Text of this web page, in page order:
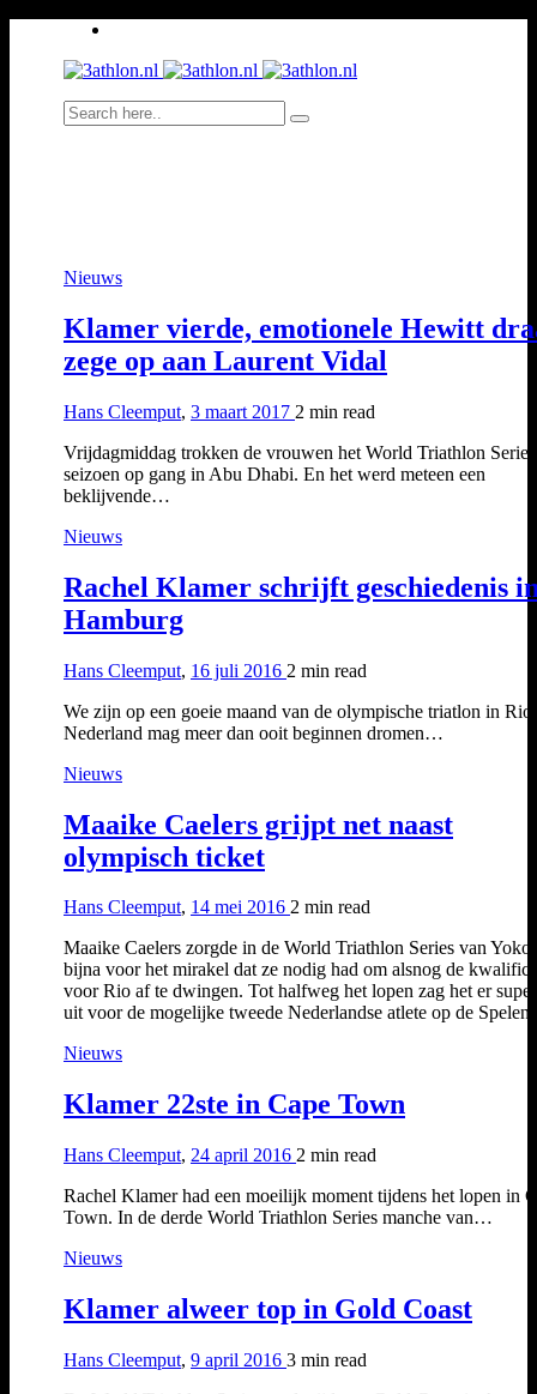
Nieuws
Klamer vierde, emotionele Hewitt
zege op aan Laurent Vidal
Hans Cleemput, 3 maart 2017 2 min read
Vrijdagmiddag trokken de vrouwen het World Triathlon Series
seizoen op gang in Abu Dhabi. En het werd meteen een
beklijvende…
Nieuws
Rachel Klamer schrijft geschiedenis
Hamburg
Hans Cleemput, 16 juli 2016 2 min read
We zijn op een goeie maand van de olympische triatlon in Rio
Nederland mag meer dan ooit beginnen dromen…
Nieuws
Maaike Caelers grijpt net naast
olympisch ticket
Hans Cleemput, 14 mei 2016 2 min read
Maaike Caelers zorgde in de World Triathlon Series van
bijna voor het mirakel dat ze nodig had om alsnog de
voor Rio af te dwingen. Tot halfweg het lopen zag het er
uit voor de mogelijke tweede Nederlandse atlete op de Spelen
Nieuws
Klamer 22ste in Cape Town
Hans Cleemput, 24 april 2016 2 min read
Rachel Klamer had een moeilijk moment tijdens het lopen in
Town. In de derde World Triathlon Series manche van…
Nieuws
Klamer alweer top in Gold Coast
Hans Cleemput, 9 april 2016 3 min read